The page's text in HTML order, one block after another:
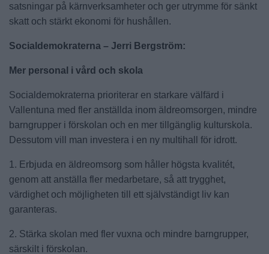
satsningar på kärnverksamheter och ger utrymme för sänkt
skatt och stärkt ekonomi för hushållen.
Socialdemokraterna – Jerri Bergström:
Mer personal i vård och skola
Socialdemokraterna prioriterar en starkare välfärd i
Vallentuna med fler anställda inom äldreomsorgen, mindre
barngrupper i förskolan och en mer tillgänglig kulturskola.
Dessutom vill man investera i en ny multihall för idrott.
1. Erbjuda en äldreomsorg som håller högsta kvalitét,
genom att anställa fler medarbetare, så att trygghet,
värdighet och möjligheten till ett självständigt liv kan
garanteras.
2. Stärka skolan med fler vuxna och mindre barngrupper,
särskilt i förskolan.